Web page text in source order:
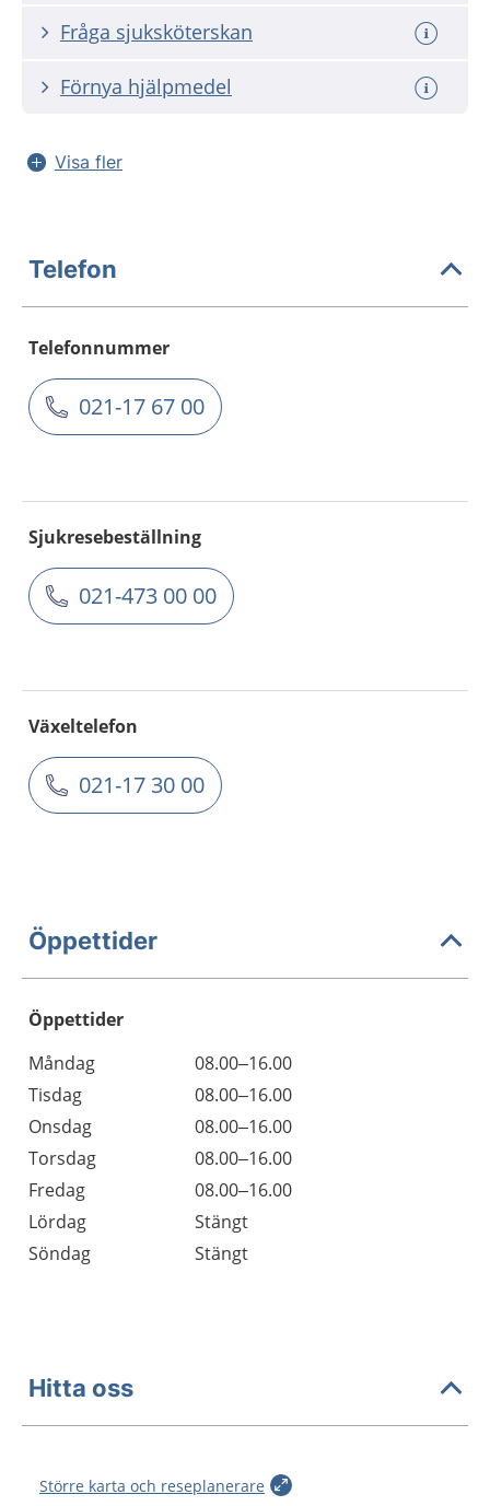
Fråga sjuksköterskan
Förnya hjälpmedel
Visa fler
Telefon
Telefonnummer
021-17 67 00
Sjukresebeställning
021-473 00 00
Växeltelefon
021-17 30 00
Öppettider
Öppettider
Dag
Öppettider
Kommentarer
Måndag
08.00–16.00
Tisdag
08.00–16.00
Onsdag
08.00–16.00
Torsdag
08.00–16.00
Fredag
08.00–16.00
Lördag
Stängt
Söndag
Stängt
Hitta oss
Större karta och reseplanerare